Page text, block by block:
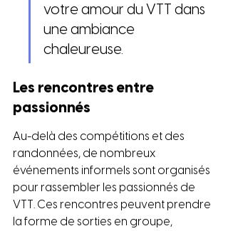
votre amour du VTT dans
une ambiance
chaleureuse.
Les rencontres entre
passionnés
Au-delà des compétitions et des
randonnées, de nombreux
événements informels sont organisés
pour rassembler les passionnés de
VTT. Ces rencontres peuvent prendre
la forme de sorties en groupe,